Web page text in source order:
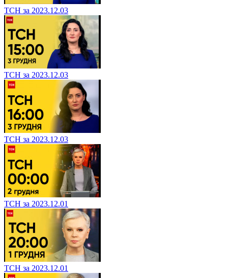
ТСН за 2023.12.03
ТСН за 2023.12.03
ТСН за 2023.12.03
ТСН за 2023.12.01
ТСН за 2023.12.01